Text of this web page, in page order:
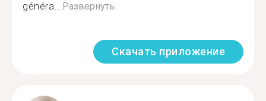
généra...Развернуть
Скачать приложение